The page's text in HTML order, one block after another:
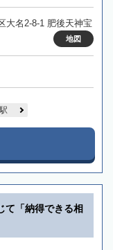
大名2-8-1 肥後天神宝
地図
て「納得できる相